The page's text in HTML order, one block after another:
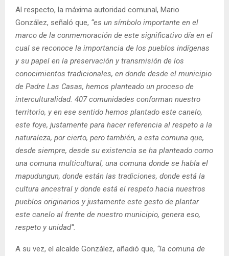
Al respecto, la máxima autoridad comunal, Mario
González, señaló que, “es un símbolo importante en el
marco de la conmemoración de este significativo día en el
cual se reconoce la importancia de los pueblos indígenas
y su papel en la preservación y transmisión de los
conocimientos tradicionales, en donde desde el municipio
de Padre Las Casas, hemos planteado un proceso de
interculturalidad. 407 comunidades conforman nuestro
territorio, y en ese sentido hemos plantado este canelo,
este foye, justamente para hacer referencia al respeto a la
naturaleza, por cierto, pero también, a esta comuna que,
desde siempre, desde su existencia se ha planteado como
una comuna multicultural, una comuna donde se habla el
mapudungun, donde están las tradiciones, donde está la
cultura ancestral y donde está el respeto hacia nuestros
pueblos originarios y justamente este gesto de plantar
este canelo al frente de nuestro municipio, genera eso,
respeto y unidad”.
A su vez, el alcalde González, añadió que, “la comuna de